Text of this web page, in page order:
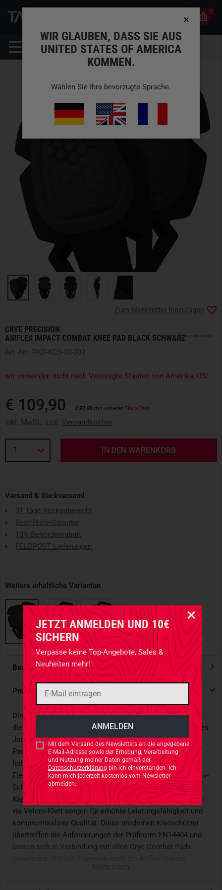
JETZT ANMELDEN UND 10€
SICHERN
Verpasse keine Top-Angebote, Sales &
Neuheiten mehr!
Mit dem Versand des Newsletters an die angegebene
E-Mail-Adresse sowie der Erhebung, Verarbeitung
und Nutzung meiner Daten gemäß der
Datenschutzerklärungbin ich einverstanden. Ich
kann mich jederzeit kostenlos vom Newsletter
abmelden.
0
CRYE PRECISION
AIRFLEX IMPACT COMBAT KNEE PAD BLACK SCHWARZ
Zum Merkzettel hinzufügen
Art.-Nr.: PAD-KC5-00-000
wir versenden nicht nach Vereinigte Staaten von Amerika, US!
€ 109,90 € 87,92 mit unserer BlackCard
inkl. MwSt., zzgl. Versandkosten
1 IN DEN WARENKORB
Versand & Rückversand
31 Tage Rückgaberecht
Best-Preis-Garantie
10% Behördenrabatt
FELDPOST Lieferungen
Weitere erhältliche Varianten
Bewertungen 4.91/ 5 Sternen
Produktdetails
Die Crye Precision Airflex Impact Combat Knee Pads sind
die nächste Generation überlegener Knieschützer aus Cryes
Joint Protection System. Die Airflex Impact Combat Knee
Pads - hier in der Farbe Schwarz - bieten einen noch
höheren Aufprallschutz, verbesserten Tragekomfort und
Flexibilität durch den Einsatz von innovativem Dual-Density-
Schaumstoff. Die einzigartige, stoßdämpfende
Kappenstruktur und einen erweiterten Befestigungsbereich
via Velcro-Klett sorgen für erhöhte Leistungsfähigkeit und
kompromisslose Qualität. Diese modernen Knieschützer
übertreffen die Anforderungen der Prüfnorm EN14404 und
lassen sich in Verbindung mit allen Crye Combat Pads
WIR GLAUBEN, DASS SIE AUS
UNITED STATES OF AMERICA
KOMMEN.
Wählen Sie Ihre bevorzugte Sprache.